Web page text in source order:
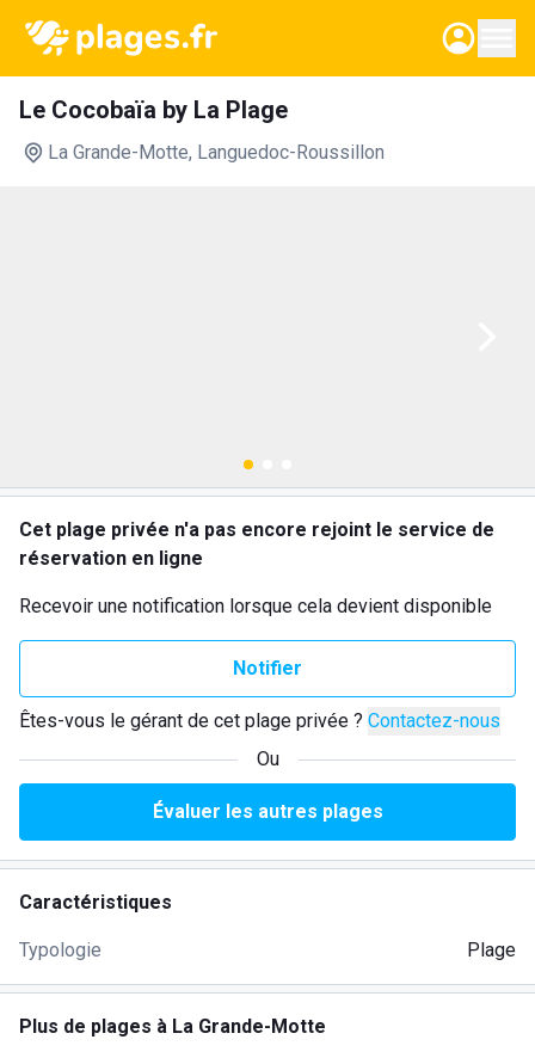
Le Cocobaïa by La Plage
La Grande-Motte, Languedoc-Roussillon
Cet plage privée n'a pas encore rejoint le service de
réservation en ligne
Recevoir une notification lorsque cela devient disponible
Notifier
Êtes-vous le gérant de cet plage privée ? Contactez-nous
Ou
Évaluer les autres plages
Caractéristiques
Typologie Plage
Plus de plages à La Grande-Motte